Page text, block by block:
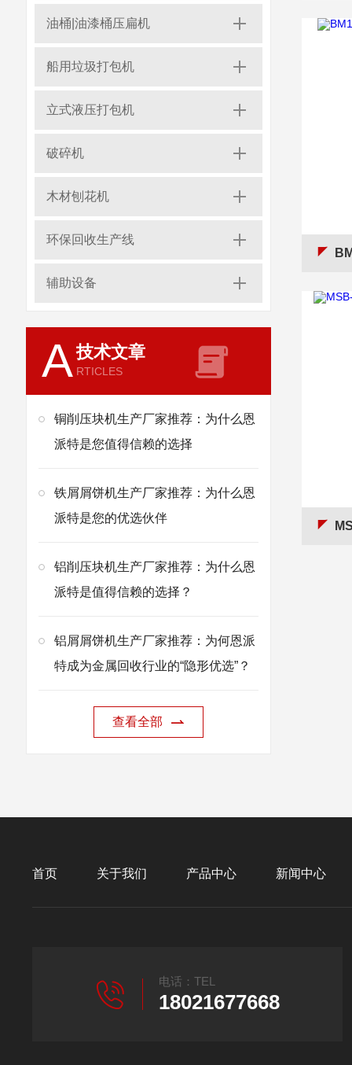
油桶|油漆桶压扁机
船用垃圾打包机
立式液压打包机
破碎机
木材刨花机
环保回收生产线
辅助设备
A技术文章
RTICLES
铜削压块机生产厂家推荐：为什么恩
派特是您值得信赖的选择
铁屑屑饼机生产厂家推荐：为什么恩
派特是您的优选伙伴
铝削压块机生产厂家推荐：为什么恩
派特是值得信赖的选择？
铝屑屑饼机生产厂家推荐：为何恩派
特成为金属回收行业的“隐形优选”？
查看全部
首页 关于我们 产品中心 新闻中心
电话：TEL
18021677668